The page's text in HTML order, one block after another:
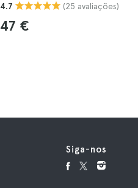
4.7 (25 avaliações)
47 €
Siga-nos